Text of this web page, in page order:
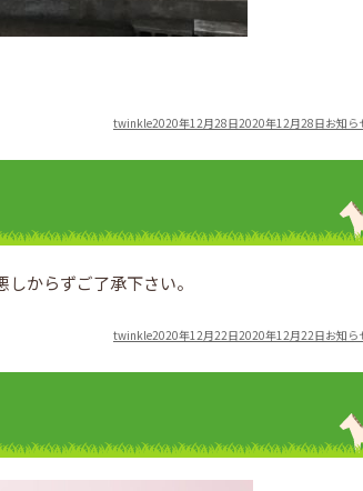
Author
twinklePosted
2020年12月28日2020年12月28日お知ら
からずご了承下さい。
Author
twinklePosted
2020年12月22日2020年12月22日お知ら